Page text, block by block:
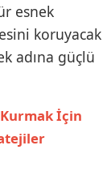
esnek
koruyacak
adına güçlü
Kurmak İçin